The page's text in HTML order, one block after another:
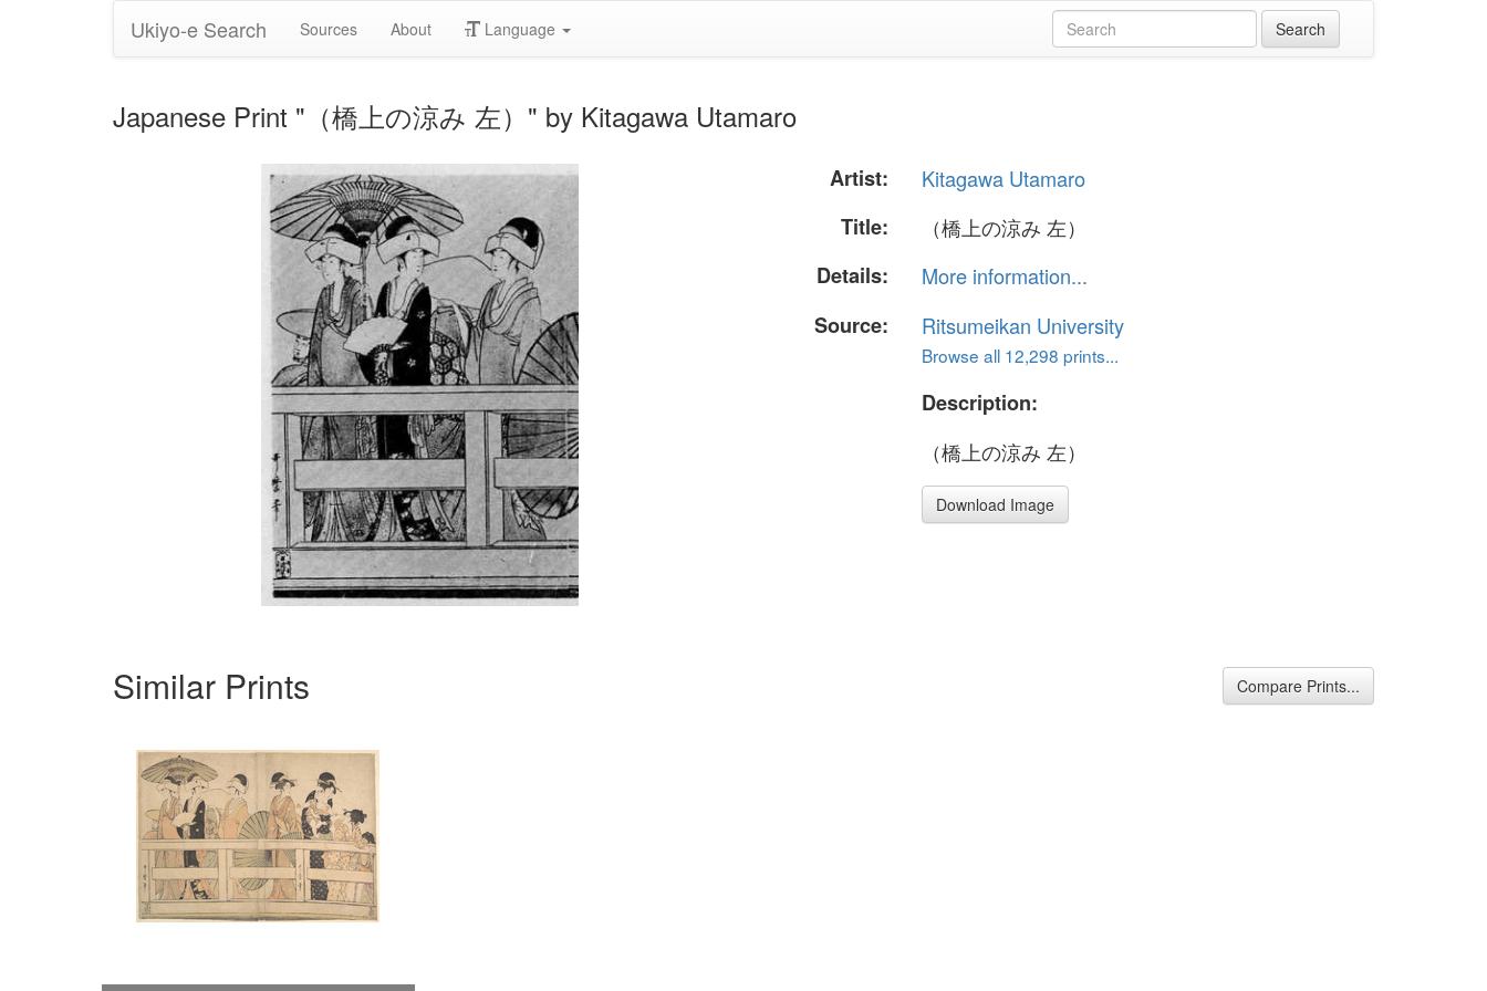
Ukiyo-e Search Sources About Language
Japanese Print "（橋上の涼み 左）" by Kitagawa Utamaro
Artist:
Kitagawa Utamaro
Title:
（橋上の涼み 左）
Details:
More information...
Source:
Ritsumeikan University
Browse all 12,298 prints...
Description:
（橋上の涼み 左）
Download Image
Similar Prints Compare Prints...